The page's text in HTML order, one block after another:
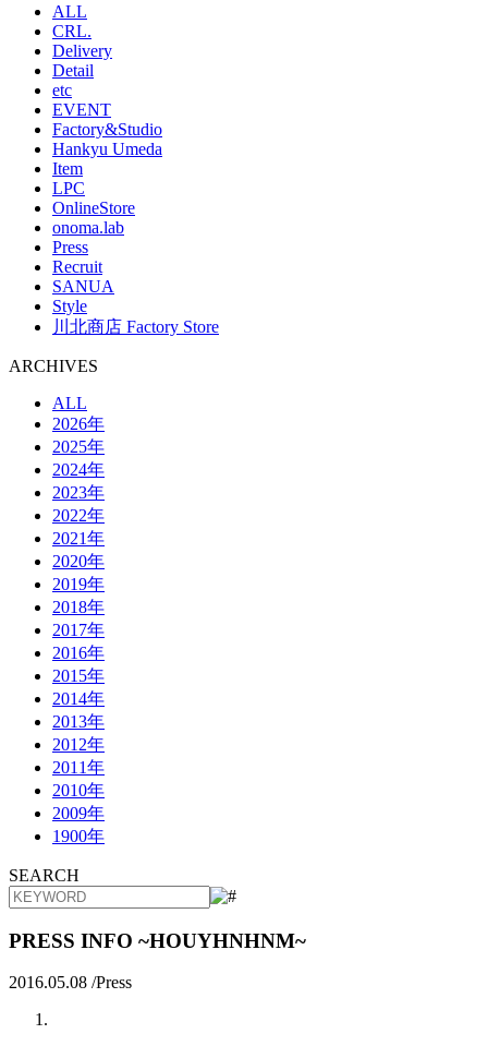
ALL
CRL.
Delivery
Detail
etc
EVENT
Factory&Studio
Hankyu Umeda
Item
LPC
OnlineStore
onoma.lab
Press
Recruit
SANUA
Style
川北商店 Factory Store
ARCHIVES
ALL
2026年
2025年
2024年
2023年
2022年
2021年
2020年
2019年
2018年
2017年
2016年
2015年
2014年
2013年
2012年
2011年
2010年
2009年
1900年
SEARCH
PRESS INFO ~HOUYHNHNM~
2016.05.08 /Press